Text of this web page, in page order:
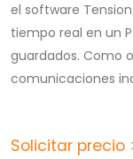
el software
tiempo real en un
guardados. Como
comunicaciones
Solicitar precio